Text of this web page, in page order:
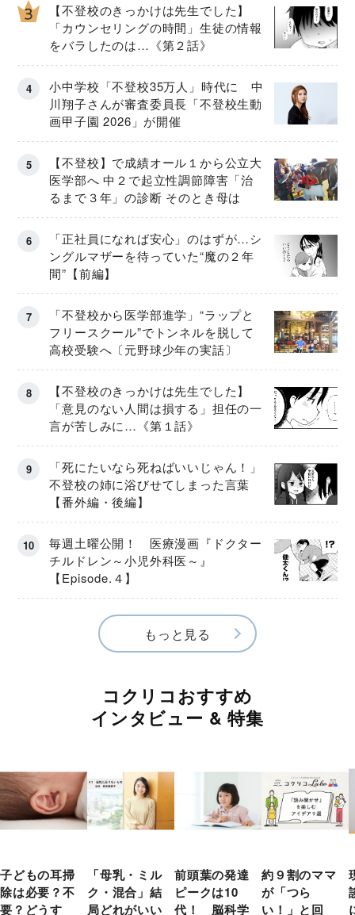
【不登校のきっかけは先生でした】
「カウンセリングの時間」生徒の情報
をバラしたのは…《第２話》
小中学校「不登校35万人」時代に 中
川翔子さんが審査委員長「不登校生動
画甲子園 2026」が開催
【不登校】で成績オール１から公立大
医学部へ 中２で起立性調節障害「治
るまで３年」の診断 そのとき母は
「正社員になれば安心」のはずが…シ
ングルマザーを待っていた“魔の２年
間”【前編】
「不登校から医学部進学」“ラップと
フリースクール”でトンネルを脱して
高校受験へ〔元野球少年の実話〕
【不登校のきっかけは先生でした】
「意見のない人間は損する」担任の一
言が苦しみに…《第１話》
「死にたいなら死ねばいいじゃん！」
不登校の姉に浴びせてしまった言葉
【番外編・後編】
毎週土曜公開！ 医療漫画『ドクター
チルドレン～小児外科医～』
【Episode.４】
もっと見る
コクリコおすすめ
インタビュー & 特集
子どもの耳掃
除は必要？不
要？どうす
「母乳・ミル
ク・混合」結
局どれがいい
前頭葉の発達
ピークは10
代！ 脳科学
約９割のママ
が「つら
い！」と回